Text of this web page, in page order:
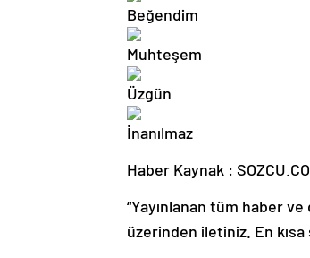
Haber Kaynak :
“Yayınlanan tüm haber
üzerinden iletiniz. En